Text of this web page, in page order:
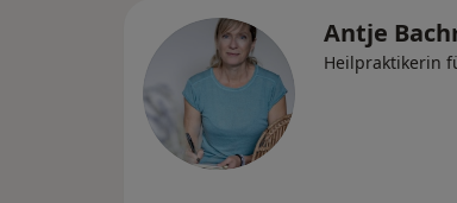
Antje
Heilpraktikerin